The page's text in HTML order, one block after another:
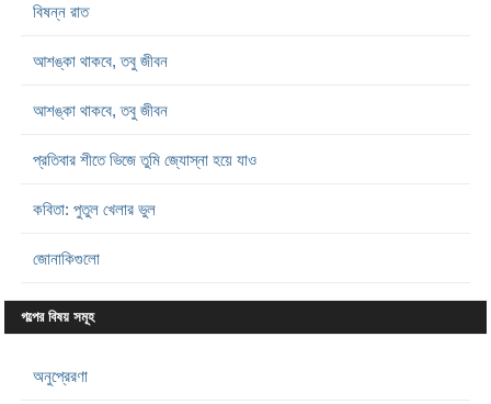
বিষন্ন রাত
আশঙ্কা থাকবে, তবু জীবন
আশঙ্কা থাকবে, তবু জীবন
প্রতিবার শীতে ভিজে তুমি জ্যোস্না হয়ে যাও
কবিতা: পুতুল খেলার ভুল
জোনাকিগুলো
গল্পের বিষয় সমূহ
অনুপ্রেরণা